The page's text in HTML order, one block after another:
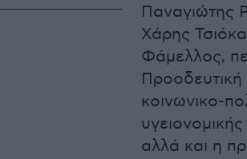
Παναγιώτης
Χάρης
Φάμελλος,
κοινωνικο-
αλλά και η